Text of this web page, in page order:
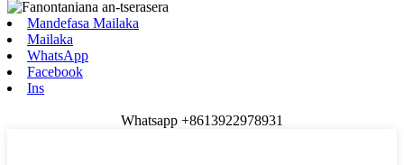
Mandefasa Mailaka
Mailaka
WhatsApp
Facebook
Ins
Whatsapp +8613922978931